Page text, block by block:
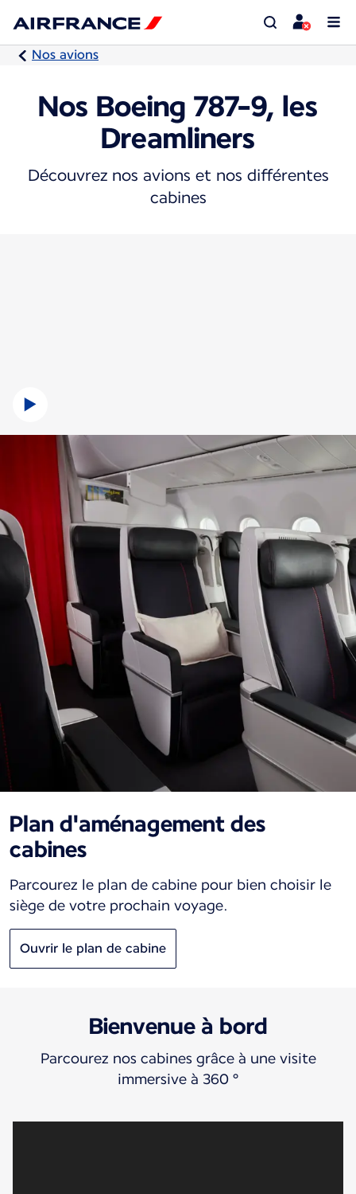
Nos avions
Nos Boeing 787-9, les
Dreamliners
Découvrez nos avions et nos différentes
cabines
Plan d'aménagement des
cabines
Parcourez le plan de cabine pour bien choisir le
siège de votre prochain voyage.
Ouvrir le plan de cabine
Bienvenue à bord
Parcourez nos cabines grâce à une visite
immersive à 360 °